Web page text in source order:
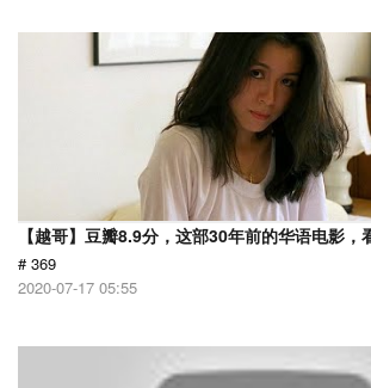
【越哥】豆瓣8.9分，这部30年前的华语电影，
# 369
2020-07-17 05:55